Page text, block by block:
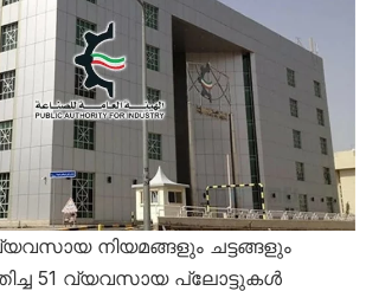
നിയമങ്ങളും ചട്ടങ്ങളും
51 വ്യവസായ പ്ലോട്ടുകൾ